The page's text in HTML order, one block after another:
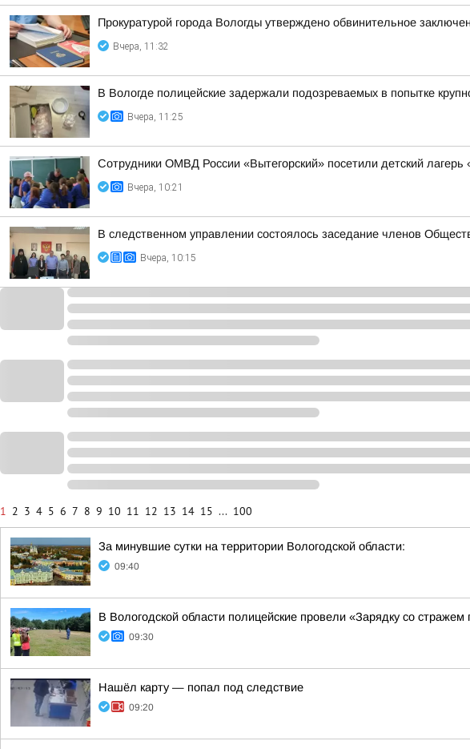
Прокуратурой города Вологды утверждено обвинительное
Вчера, 11:32
В Вологде полицейские задержали подозреваемых в попытке
Вчера, 11:25
Сотрудники ОМВД России «Вытегорский» посетили детский
Вчера, 10:21
В следственном управлении состоялось заседание членов
Вчера, 10:15
1 2 3 4 5 6 7 8 9 10 11 12 13 14 15 ... 100
За минувшие сутки на территории Вологодской области:
09:40
В Вологодской области полицейские провели «Зарядку со стражем
09:30
Нашёл карту — попал под следствие
09:20